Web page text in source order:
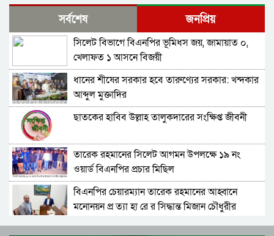
নির্বাচন বিরোধীদের ৭ নভেম্বরের চেতনায় পরাজিত
করতে হবে : আমীর খসরু
জামায়াতের আলোচনার প্রস্তাব, যা বললেন বিএনপির
মহাসচিব
সাবাস এসএমপির পুলিশ কমিশনার : কালিঘাটে জ ব্দ
৫১৩ বস্তা ভারতীয় পেঁয়াজ
জেলা প্রশাসক মহোদয় আপনার ঘুম ভাঙ্গবে কখন!
আরেফিন টিলার ৮৫ শতাংশ পাথর উধাও
বাপের বেটা মুক্তাদির! লোক দেখানো ! হাতে হাত
রাখলেন আরিফ-মুক্তাদির
সামাজিক ন্যায়বিচার প্রতিষ্ঠা না হওয়া পর্যন্ত আমরা
থামবো না : ডা. শফিকুর রহমান
সর্বশেষ জনপ্রিয়
সিলেট বিভাগে বিএনপির ভূমিধস জয়, জামায়াত ০,
খেলাফত ১ আসনে বিজয়ী
ধানের শীষের সরকার হবে তারুণ্যের সরকার: খন্দকার
আব্দুল মুক্তাদির
ছাতকের হাবিব উল্লাহ তালুকদারের সংক্ষিপ্ত জীবনী
তারেক রহমানের সিলেট আগমন উপলক্ষে ১৯ নং
ওয়ার্ড বিএনপির প্রচার মিছিল
বিএনপির চেয়ারম্যান তারেক রহমানের আহ্বানে
মনোনয়ন প্র ত্যা হা রে র সিদ্ধান্ত মিজান চৌধুরীর
বিএনপির চেয়ারম্যান হিসেবে দায়িত্ব গ্রহণ করলেন